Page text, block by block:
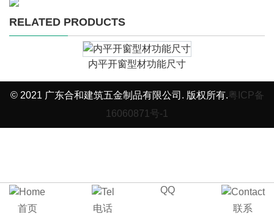
RELATED PRODUCTS
内平开窗型材功能尺寸
© 2021 广东合和建筑五金制品有限公司. 版权所有.粤ICP备
16060871号-1
首页 电话
QQ
联系